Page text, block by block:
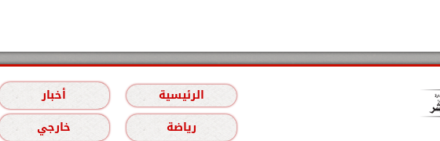
الرئيسية أخبار
رياضة
خارجي